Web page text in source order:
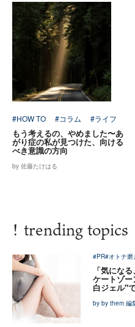
#HOW TO #コラム #ライフ
もう考えるの、やめました〜あ
がり症の私が見つけた、向ける
べき意識の方向
by 佐藤たけはる
! trending topics
#PR#オトナ磨
「気にな
ケートゾ
白ジェル"
by by them 編